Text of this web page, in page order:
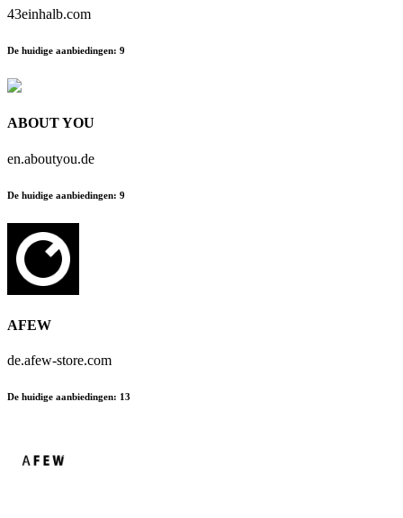
43einhalb.com
De huidige aanbiedingen: 9
ABOUT YOU
en.aboutyou.de
De huidige aanbiedingen: 9
AFEW
de.afew-store.com
De huidige aanbiedingen: 13